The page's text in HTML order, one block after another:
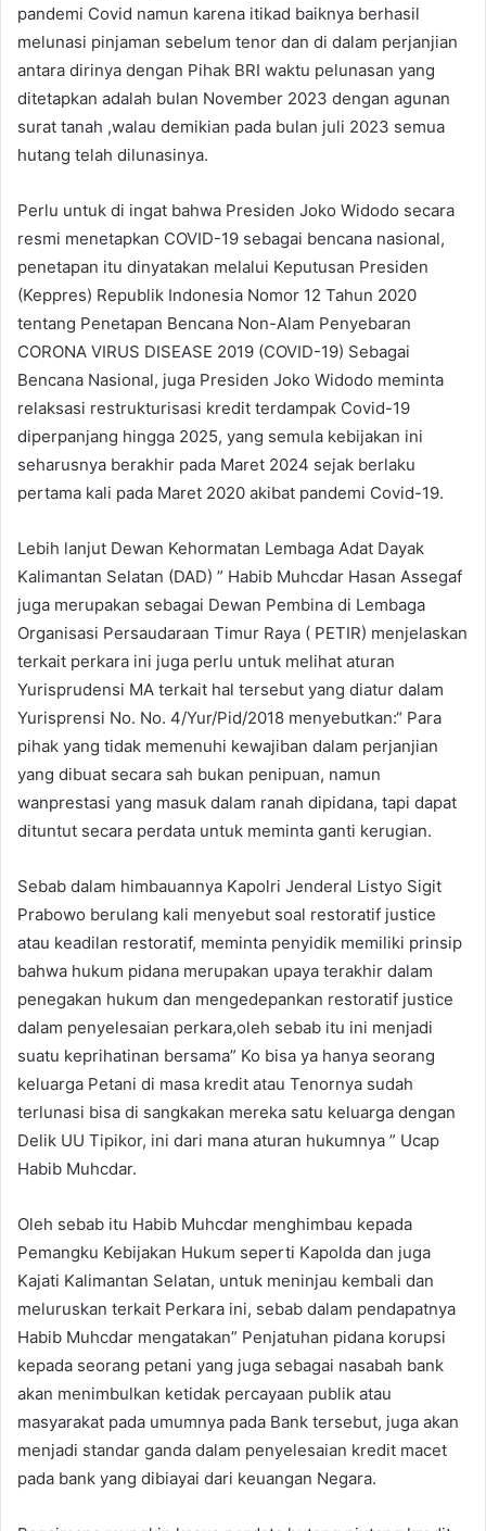
pandemi Covid namun karena itikad baiknya berhasil
melunasi pinjaman sebelum tenor dan di dalam perjanjian
antara dirinya dengan Pihak BRI waktu pelunasan yang
ditetapkan adalah bulan November 2023 dengan agunan
surat tanah ,walau demikian pada bulan juli 2023 semua
hutang telah dilunasinya.
Perlu untuk di ingat bahwa Presiden Joko Widodo secara
resmi menetapkan COVID-19 sebagai bencana nasional,
penetapan itu dinyatakan melalui Keputusan Presiden
(Keppres) Republik Indonesia Nomor 12 Tahun 2020
tentang Penetapan Bencana Non-Alam Penyebaran
CORONA VIRUS DISEASE 2019 (COVID-19) Sebagai
Bencana Nasional, juga Presiden Joko Widodo meminta
relaksasi restrukturisasi kredit terdampak Covid-19
diperpanjang hingga 2025, yang semula kebijakan ini
seharusnya berakhir pada Maret 2024 sejak berlaku
pertama kali pada Maret 2020 akibat pandemi Covid-19.
Lebih lanjut Dewan Kehormatan Lembaga Adat Dayak
Kalimantan Selatan (DAD) ” Habib Muhcdar Hasan Assegaf
juga merupakan sebagai Dewan Pembina di Lembaga
Organisasi Persaudaraan Timur Raya ( PETIR) menjelaskan
terkait perkara ini juga perlu untuk melihat aturan
Yurisprudensi MA terkait hal tersebut yang diatur dalam
Yurisprensi No. No. 4/Yur/Pid/2018 menyebutkan:“ Para
pihak yang tidak memenuhi kewajiban dalam perjanjian
yang dibuat secara sah bukan penipuan, namun
wanprestasi yang masuk dalam ranah dipidana, tapi dapat
dituntut secara perdata untuk meminta ganti kerugian.
Sebab dalam himbauannya Kapolri Jenderal Listyo Sigit
Prabowo berulang kali menyebut soal restoratif justice
atau keadilan restoratif, meminta penyidik memiliki prinsip
bahwa hukum pidana merupakan upaya terakhir dalam
penegakan hukum dan mengedepankan restoratif justice
dalam penyelesaian perkara,oleh sebab itu ini menjadi
suatu keprihatinan bersama” Ko bisa ya hanya seorang
keluarga Petani di masa kredit atau Tenornya sudah
terlunasi bisa di sangkakan mereka satu keluarga dengan
Delik UU Tipikor, ini dari mana aturan hukumnya ” Ucap
Habib Muhcdar.
Oleh sebab itu Habib Muhcdar menghimbau kepada
Pemangku Kebijakan Hukum seperti Kapolda dan juga
Kajati Kalimantan Selatan, untuk meninjau kembali dan
meluruskan terkait Perkara ini, sebab dalam pendapatnya
Habib Muhcdar mengatakan” Penjatuhan pidana korupsi
kepada seorang petani yang juga sebagai nasabah bank
akan menimbulkan ketidak percayaan publik atau
masyarakat pada umumnya pada Bank tersebut, juga akan
menjadi standar ganda dalam penyelesaian kredit macet
pada bank yang dibiayai dari keuangan Negara.